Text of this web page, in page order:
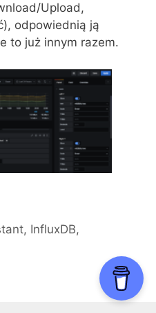
Upload,
odpowiednią ją
to już innym razem.
, InfluxDB,